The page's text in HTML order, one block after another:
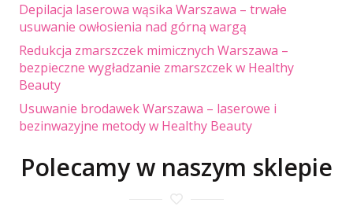
Depilacja laserowa wąsika Warszawa – trwałe
usuwanie owłosienia nad górną wargą
Redukcja zmarszczek mimicznych Warszawa –
bezpieczne wygładzanie zmarszczek w Healthy
Beauty
Usuwanie brodawek Warszawa – laserowe i
bezinwazyjne metody w Healthy Beauty
Polecamy w naszym sklepie